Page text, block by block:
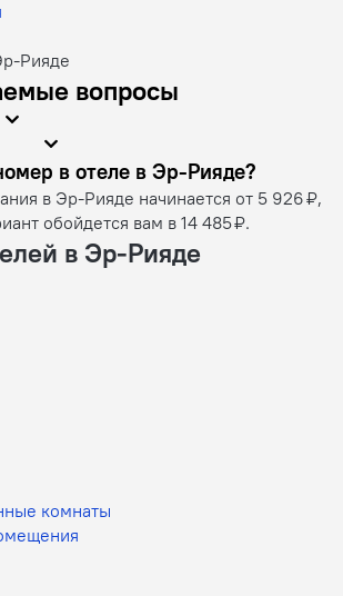
Рияде
вопросы
Сколько стоит номер в отеле в Эр-Рияде?
в Эр-Рияде начинается от 5 926 ₽,
обойдется вам в 14 485 ₽.
в Эр-Рияде
комнаты